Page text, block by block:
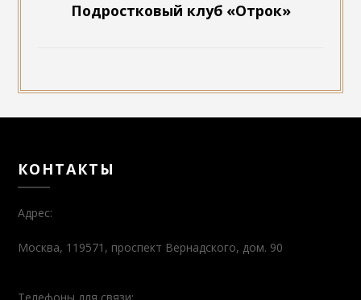
Подростковый клуб «Отрок»
КОНТАКТЫ
Адрес:
Москва, 119571, проспект Вернадского, дом. 90